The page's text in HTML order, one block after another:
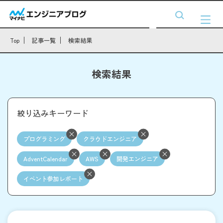
Top 記事一覧 検索結果
検索結果
絞り込みキーワード
プログラミング クラウドエンジニア
AdventCalendar AWS 開発エンジニア
イベント参加レポート